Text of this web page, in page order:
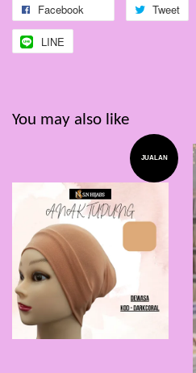
Facebook Tweet
LINE
You may also like
JUALAN